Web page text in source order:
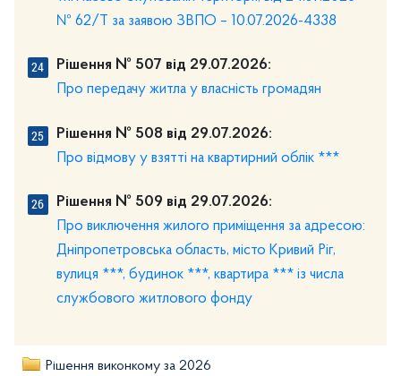
№ 62/Т за заявою ЗВПО – 10.07.2026-4338
Рішення № 507 від 29.07.2026:
Про передачу житла у власність громадян
Рішення № 508 від 29.07.2026:
Про відмову у взятті на квартирний облік ***
Рішення № 509 від 29.07.2026:
Про виключення жилого приміщення за адресою:
Дніпропетровська область, місто Кривий Ріг,
вулиця ***, будинок ***, квартира *** із числа
службового житлового фонду
Рішення виконкому за 2026